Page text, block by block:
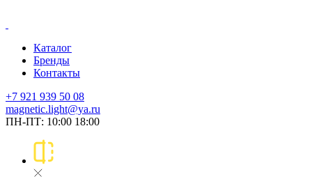
Каталог
Бренды
Контакты
+7 921 939 50 08
magnetic.light@ya.ru
ПН-ПТ: 10:00 18:00